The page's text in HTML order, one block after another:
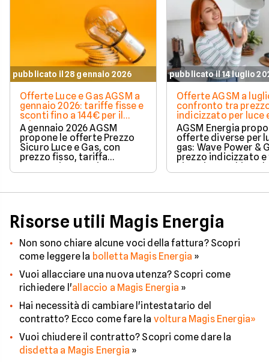
pubblicato il 28 gennaio 2026
Offerte Luce e Gas AGSM a
gennaio 2026: tariffe fisse e
sconti fino a 144€ per il
primo anno
A gennaio 2026 AGSM
propone le offerte Prezzo
Sicuro Luce e Gas, con
prezzo fisso, tariffa
monoraria e gestione
semplificata delle utenze.
dual fuel che solo luce o
garantiscono stabilità,
trasparenza e sconti.
pubblicato il 14 luglio
Offerte AGSM a
confronto tra
indicizzato per luce
AGSM Energia
offerte diverse per
gas: Wave Power &
prezzo indicizzato
bioraria per chi
flessibilità e può
Luce e Gas, con
per chi preferisce la
certezza del prezzo
Risorse utili Magis Energia
Non sono chiare alcune voci della fattura? Scopri
come leggere la bolletta Magis Energia »
Vuoi allacciare una nuova utenza? Scopri come
richiedere l'allaccio a Magis Energia »
Hai necessità di cambiare l'intestatario del
contratto? Ecco come fare la voltura Magis Energia»
Vuoi chiudere il contratto? Scopri come dare la
disdetta a Magis Energia »